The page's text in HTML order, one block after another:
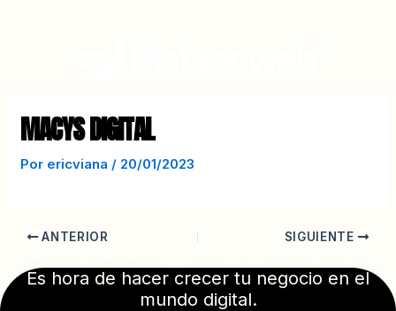
MACYS DIGITAL
Por ericviana / 20/01/2023
ANTERIOR SIGUIENTE
Es hora de hacer crecer tu negocio en el
mundo digital.